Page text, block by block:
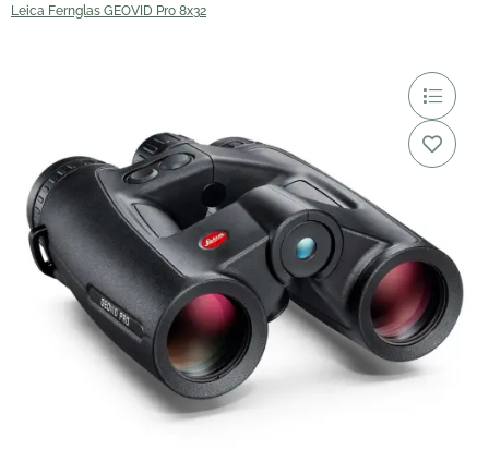
Leica Fernglas GEOVID Pro 8x32